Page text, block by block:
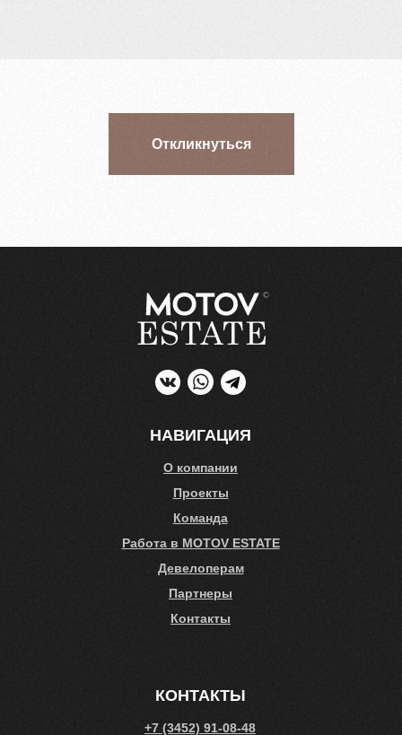
Откликнуться
О компании
НАВИГАЦИЯ
Проекты
Команда
Работа в MOTOV ESTATE
Девелоперам
Партнеры
Контакты
+7 (3452) 91-08-48
КОНТАКТЫ